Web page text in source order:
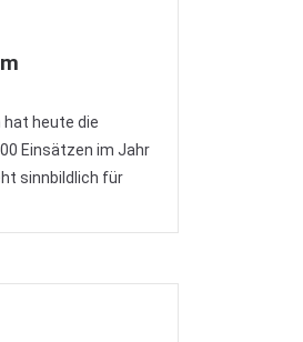
hat heute die
Einsätzen im Jahr
sinnbildlich für